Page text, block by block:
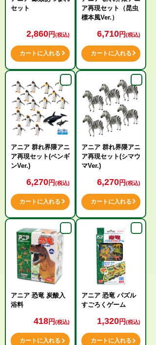
セット
2,860円(税込)
カートに入れる
ア再現セット（昆虫
標本風Ver.）
6,710円(税込)
カートに入れる
アニア 群れ界隈アニ
ア再現セット(ペンギ
ンVer.)
6,270円(税込)
カートに入れる
アニア 群れ界隈アニ
ア再現セット(シマウ
マVer.)
6,270円(税込)
カートに入れる
アニア 恐竜 炭酸入
浴料
418円(税込)
カートに入れる
アニア 恐竜 パズル
すごろくゲーム
1,320円(税込)
カートに入れる